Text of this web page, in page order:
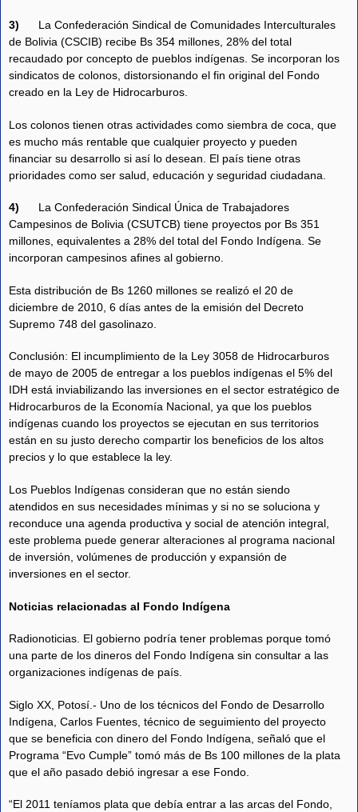
3)
La Confederación Sindical de Comunidades Interculturales
de Bolivia (CSCIB) recibe Bs 354 millones, 28% del total
recaudado por concepto de pueblos indígenas. Se incorporan los
sindicatos de colonos, distorsionando el fin original del Fondo
creado en la Ley de Hidrocarburos.
Los colonos tienen otras actividades como siembra de coca, que
es mucho más rentable que cualquier proyecto y pueden
financiar su desarrollo si así lo desean. El país tiene otras
prioridades como ser salud, educación y seguridad ciudadana.
4)
La Confederación Sindical Única de Trabajadores
Campesinos de Bolivia (CSUTCB) tiene proyectos por Bs 351
millones, equivalentes a 28% del total del Fondo Indígena. Se
incorporan campesinos afines al gobierno.
Esta distribución de Bs 1260 millones se realizó el 20 de
diciembre de 2010, 6 días antes de la emisión del Decreto
Supremo 748 del gasolinazo.
Conclusión: El incumplimiento de la Ley 3058 de Hidrocarburos
de mayo de 2005 de entregar a los pueblos indígenas el 5% del
IDH está inviabilizando las inversiones en el sector estratégico de
Hidrocarburos de la Economía Nacional, ya que los pueblos
indígenas cuando los proyectos se ejecutan en sus territorios
están en su justo derecho compartir los beneficios de los altos
precios y lo que establece la ley.
Los Pueblos Indígenas consideran que no están siendo
atendidos en sus necesidades mínimas y si no se soluciona y
reconduce una agenda productiva y social de atención integral,
este problema puede generar alteraciones al programa nacional
de inversión, volúmenes de producción y expansión de
inversiones en el sector.
Noticias relacionadas al Fondo Indígena
Radionoticias. El gobierno podría tener problemas porque tomó
una parte de los dineros del Fondo Indígena sin consultar a las
organizaciones indígenas de país.
Siglo XX, Potosí.- Uno de los técnicos del Fondo de Desarrollo
Indígena, Carlos Fuentes, técnico de seguimiento del proyecto
que se beneficia con dinero del Fondo Indígena, señaló que el
Programa “Evo Cumple” tomó más de Bs 100 millones de la plata
que el año pasado debió ingresar a ese Fondo.
“El 2011 teníamos plata que debía entrar a las arcas del Fondo,